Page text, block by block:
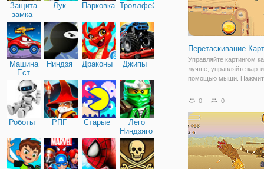
Защита
замка
Лук Парковка Троллфейс
Машина
Ест
Машину
Ниндзя Драконы Джипы
Роботы РПГ Старые
Лего
Ниндзяго
Перетаскивание
Управляйте картингом
лучше, управляйте
помощью мыши.
это отличная
добивайтесь наилучшего
результата, не
0 0